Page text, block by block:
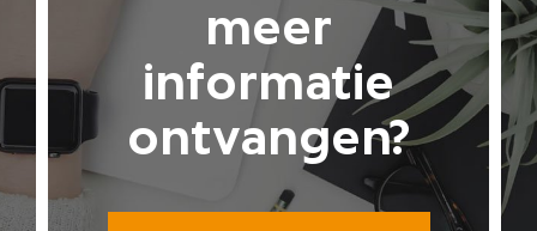
meer
informatie
ontvangen?